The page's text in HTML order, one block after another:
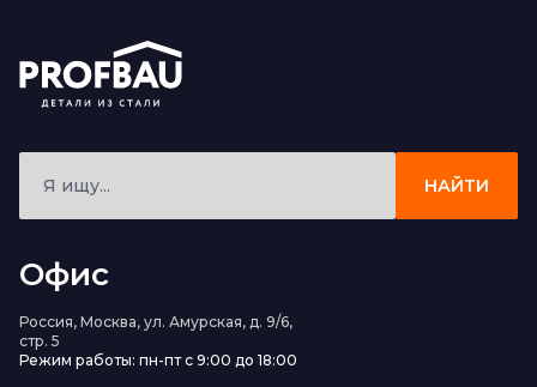
НАЙТИ
Офис
Россия, Москва, ул. Амурская, д. 9/6,
стр. 5
Режим работы: пн-пт с 9:00 до 18:00